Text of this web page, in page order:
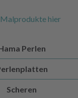
Malprodukte hier
Perlen
Scheren